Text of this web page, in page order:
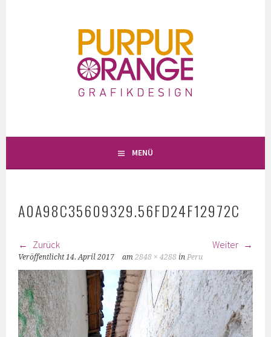
MENÜ
A0A98C35609329.56FD24F12972C
Zurück Weiter
Veröffentlicht14. April 2017 am2848 × 4288 inPeru